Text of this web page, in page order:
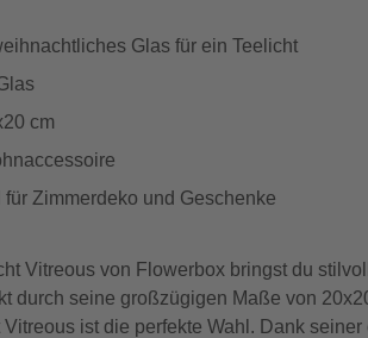
Glas für ein Teelicht
cm
für Zimmerdeko und Geschenke
Vitreous von Flowerbox bringst du
durch seine großzügigen Maße von
ist die perfekte Wahl. Dank